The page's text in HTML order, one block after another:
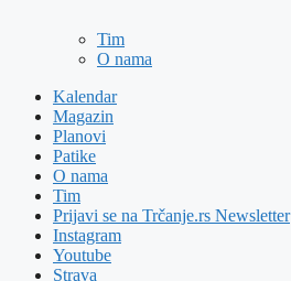
Tim
O nama
Kalendar
Magazin
Planovi
Patike
O nama
Tim
Prijavi se na Trčanje.rs Newsletter
Instagram
Youtube
Strava